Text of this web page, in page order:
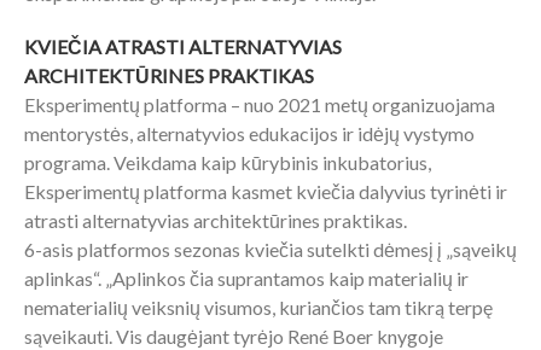
KVIEČIA ATRASTI ALTERNATYVIAS
ARCHITEKTŪRINES PRAKTIKAS
Eksperimentų platforma – nuo 2021 metų organizuojama
mentorystės, alternatyvios edukacijos ir idėjų vystymo
programa. Veikdama kaip kūrybinis inkubatorius,
Eksperimentų platforma kasmet kviečia dalyvius tyrinėti ir
atrasti alternatyvias architektūrines praktikas.
6-asis platformos sezonas kviečia sutelkti dėmesį į „sąveikų
aplinkas“. „Aplinkos čia suprantamos kaip materialių ir
nematerialių veiksnių visumos, kuriančios tam tikrą terpę
sąveikauti. Vis daugėjant tyrėjo René Boer knygoje